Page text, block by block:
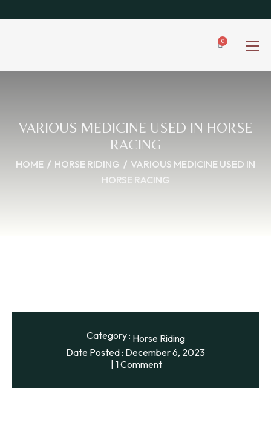
0
VARIOUS MEDICINE USED IN HORSE
RACING
HOME HORSE RIDING
VARIOUS MEDICINE USED IN
HORSE RACING
Category : Horse Riding
Date Posted : December 6, 2023
1 Comment